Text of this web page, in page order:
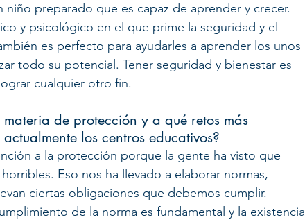
preparado que es capaz de aprender y crecer.
y psicológico en el que prime la seguridad y el
es perfecto para ayudarles a aprender los unos
todo su potencial. Tener seguridad y bienestar es
cualquier otro fin.
de protección y a qué retos más
los centros educativos?
a la protección porque la gente ha visto que
Eso nos ha llevado a elaborar normas,
ciertas obligaciones que debemos cumplir.
de la norma es fundamental y la existencia